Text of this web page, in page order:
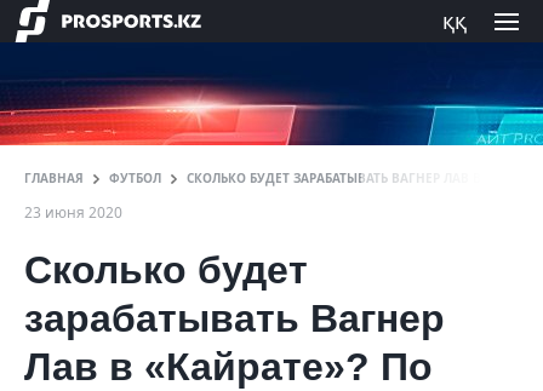
ққ
ГЛАВНАЯ ФУТБОЛ СКОЛЬКО БУДЕТ ЗАРАБАТЫВАТЬ ВАГНЕР ЛАВ В
23 июня 2020
Сколько будет
зарабатывать Вагнер
Лав в «Кайрате»? По